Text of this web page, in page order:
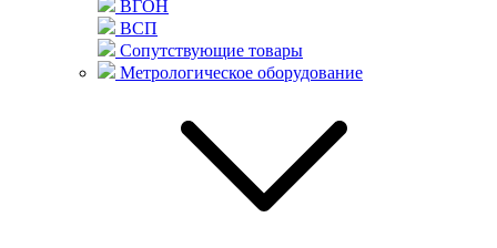
ВГОН
ВСП
Сопутствующие товары
Метрологическое оборудование